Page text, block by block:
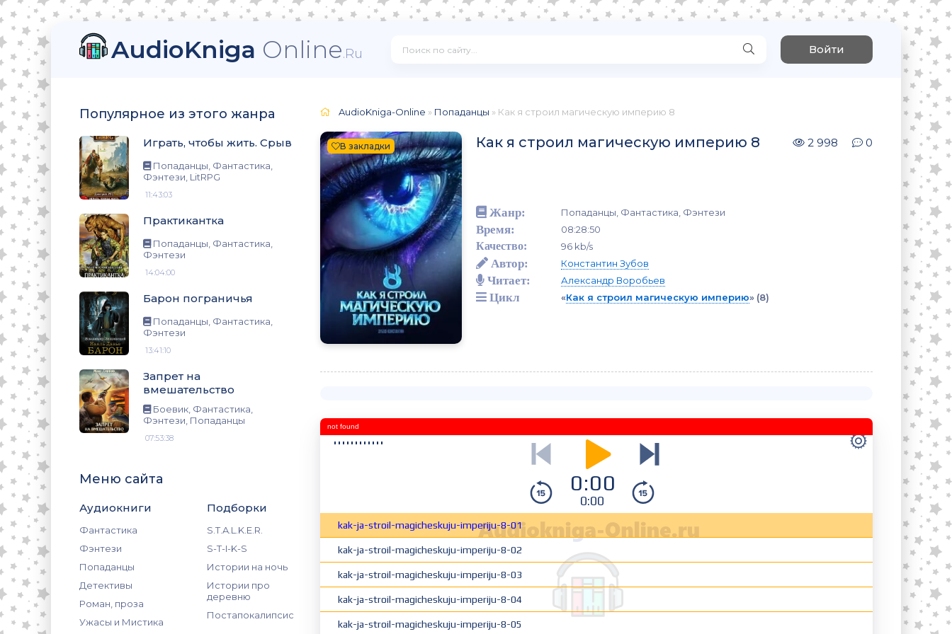
AudioKniga Online.Ru Войти
Популярное из этого жанра
Играть, чтобы жить. Срыв
Попаданцы, Фантастика,
Фэнтези, LitRPG
11:43:03
Практикантка
Попаданцы, Фантастика,
Фэнтези
14:04:00
Барон пограничья
Попаданцы, Фантастика,
Фэнтези
13:41:10
Запрет на
вмешательство
Боевик, Фантастика,
Фэнтези, Попаданцы
07:53:38
Меню сайта
Аудиокниги
Фантастика
Фэнтези
Попаданцы
Детективы
Роман, проза
Ужасы и Мистика
Подборки
S.T.A.L.K.E.R.
S-T-I-K-S
Истории на ночь
Истории про
деревню
Постапокалипсис
AudioKniga-Online » Попаданцы » Как я строил магическую империю 8
В закладки Как я строил магическую империю 8 2 998 0
Жанр: Попаданцы, Фантастика, Фэнтези
Время:
08:28:50
Качество:
96 kb/s
Автор: Константин Зубов
Читает: Александр Воробьев
Цикл «Как я строил магическую империю» (8)
0:00
0:00
kak-ja-stroil-magicheskuju-imperiju-8-01
kak-ja-stroil-magicheskuju-imperiju-8-02
kak-ja-stroil-magicheskuju-imperiju-8-03
kak-ja-stroil-magicheskuju-imperiju-8-04
kak-ja-stroil-magicheskuju-imperiju-8-05
not found
LitRPG
Попаданцы